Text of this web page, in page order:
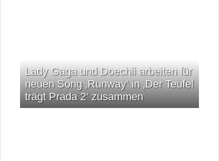
Lady Gaga und Doechii arbeiten für
neuen Song ‚Runway‘ in ‚Der Teufel
trägt Prada 2‘ zusammen